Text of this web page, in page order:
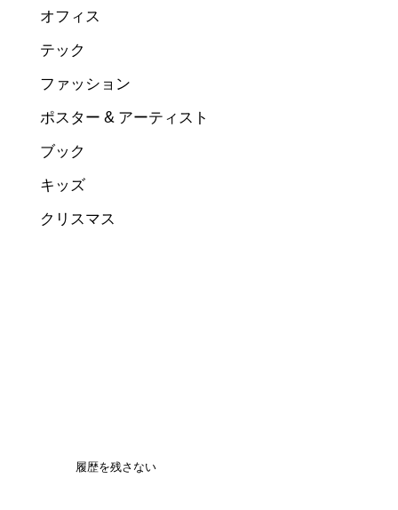
オフィス
テック
ファッション
ポスター & アーティスト
ブック
キッズ
クリスマス
履歴を残さない